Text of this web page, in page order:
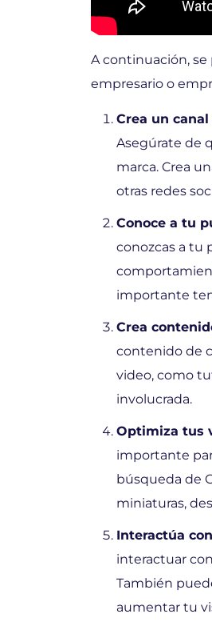
A continuación,
empresario o
Crea un canal
Asegúrate de
marca. Crea
otras redes
Conoce a tu
conozcas a tu
importante
Crea
contenido de
video, como
involucrada.
Optimiza tus
importante
búsqueda de
miniaturas,
Interactúa
interactuar
También
aumentar tu